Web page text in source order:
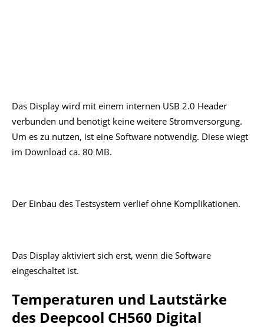
Das Display wird mit einem internen USB 2.0 Header
verbunden und benötigt keine weitere Stromversorgung.
Um es zu nutzen, ist eine Software notwendig. Diese wiegt
im Download ca. 80 MB.
Der Einbau des Testsystem verlief ohne Komplikationen.
Das Display aktiviert sich erst, wenn die Software
eingeschaltet ist.
Temperaturen und Lautstärke
des Deepcool CH560 Digital